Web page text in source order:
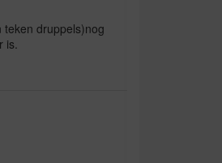
druppels)nog
is.